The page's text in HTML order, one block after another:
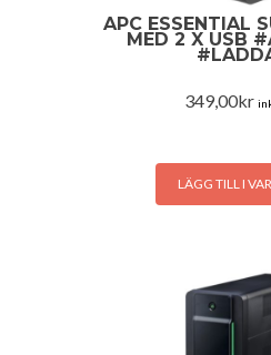
APC ESSENTIAL
MED 2 X USB
349,00kr
LÄGG TILL I